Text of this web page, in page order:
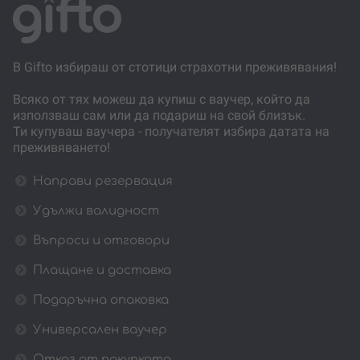
В Gifto избираш от стотици страхотни преживявания!
Всяко от тях можеш да купиш с ваучер, който да
използваш сам или да подариш на свой близък.
Ти купуваш ваучера - получателят избира датата на
преживяването!
Направи резервация
Удължи валидност
Въпроси и отговори
Плащане и доставка
Подаръчна опаковка
Универсален ваучер